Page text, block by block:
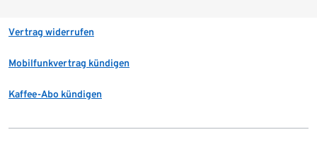
Vertrag widerrufen
Mobilfunkvertrag kündigen
Kaffee-Abo kündigen